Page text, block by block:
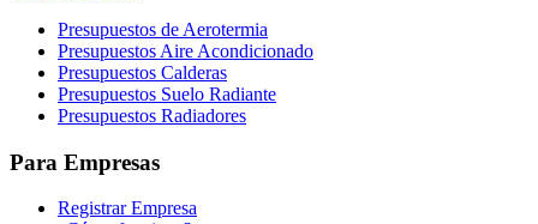
Presupuestos de Aerotermia
Presupuestos Aire Acondicionado
Presupuestos Calderas
Presupuestos Suelo Radiante
Presupuestos Radiadores
Para Empresas
Registrar Empresa